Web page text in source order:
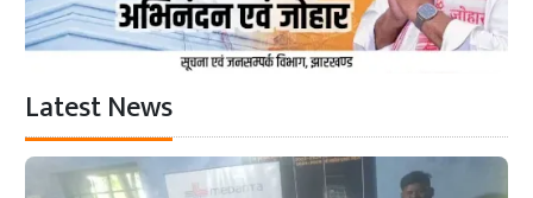
Latest News